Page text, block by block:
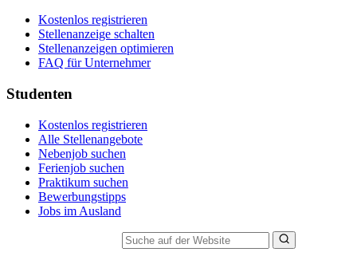
Kostenlos registrieren
Stellenanzeige schalten
Stellenanzeigen optimieren
FAQ für Unternehmer
Studenten
Kostenlos registrieren
Alle Stellenangebote
Nebenjob suchen
Ferienjob suchen
Praktikum suchen
Bewerbungstipps
Jobs im Ausland